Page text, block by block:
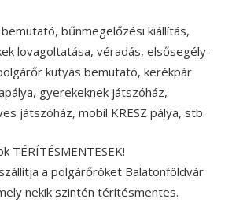
bűnmegelőzési kiállítás,
lovagoltatása, véradás, elsősegély-
kutyás bemutató, kerékpár
gyerekeknek játszóház,
játszóház, mobil KRESZ pálya, stb.
TÉRÍTÉSMENTESEK!
a polgárőröket Balatonföldvár
nekik szintén térítésmentes.